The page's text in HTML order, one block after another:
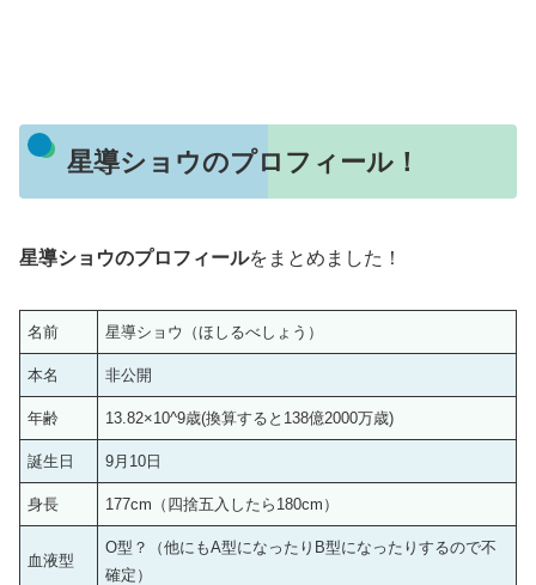
星導ショウのプロフィール！
星導ショウのプロフィールをまとめました！
名前 星導ショウ（ほしるべしょう）
本名 非公開
年齢 13.82×10^9歳(換算すると138億2000万歳)
誕生日 9月10日
身長 177cm（四捨五入したら180cm）
血液型
O型？（他にもA型になったりB型になったりするので不
確定）